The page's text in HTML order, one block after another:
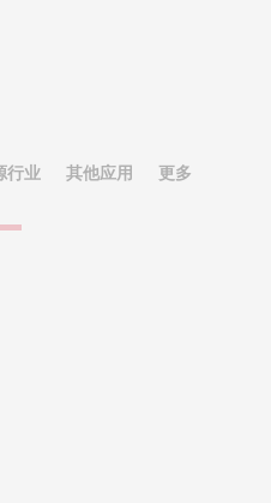
行业 其他应用 更多
户提供定制设